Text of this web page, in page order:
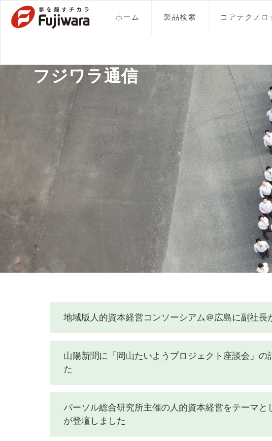
ホーム 製品検索 コアテクノロ
フジワラ通信
地域版人的資本経営コンソーシアム＠広島に副社長
山陽新聞に「岡山たいようプロジェクト座談会」の
た
パーソル総合研究所主催の人的資本経営をテーマと
が登壇しました